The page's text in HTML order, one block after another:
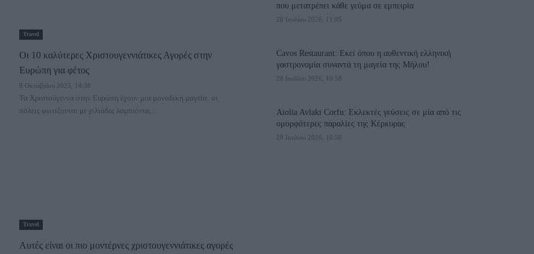
Travel
Οι 10 καλύτερες Χριστουγεννιάτικες Αγορές στην
Ευρώπη για φέτος
9 Οκτωβρίου 2025, 14:38
Τα Χριστούγεννα στην Ευρώπη έχουν μια μοναδική μαγεία: οι
πόλεις φωτίζονται με χιλιάδες λαμπιόνια,...
Travel
Αυτές είναι οι πιο μοντέρνες χριστουγεννιάτικες αγορές
που μετατρέπει κάθε γεύμα σε εμπειρία
28 Ιουλίου 2026, 11:05
Cavos Restaurant: Εκεί όπου η αυθεντική ελληνική
γαστρονομία συναντά τη μαγεία της Μήλου!
28 Ιουλίου 2026, 10:58
Aiolia Avlaki Corfu: Εκλεκτές γεύσεις σε μία από τις
ομορφότερες παραλίες της Κέρκυρας
28 Ιουλίου 2026, 10:50